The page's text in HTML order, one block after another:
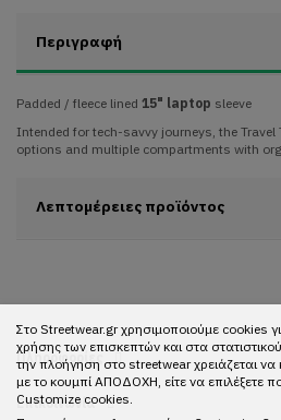
Περιγραφή
Padded / fleece lined 15" laptop sleeve
Intended for tech-savvy journeys, the Travel
options and multiple compartments with
Λεπτομέρειες προϊόντος
Πληροφορίες
Επικοινωνία
Στο Streetwear.gr χρησιμοποιούμε cookies
χρήσης των επισκεπτών και στα
την πλοήγηση στο streetwear χρειάζεται
με το κουμπί ΑΠΟΔΟΧΗ, είτε να επιλέξετε
Customize cookies.